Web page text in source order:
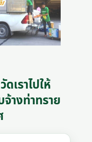
เราไปให้
างท่าทราย